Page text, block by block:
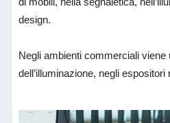
design.
Negli ambienti commerciali viene
dell’illuminazione, negli